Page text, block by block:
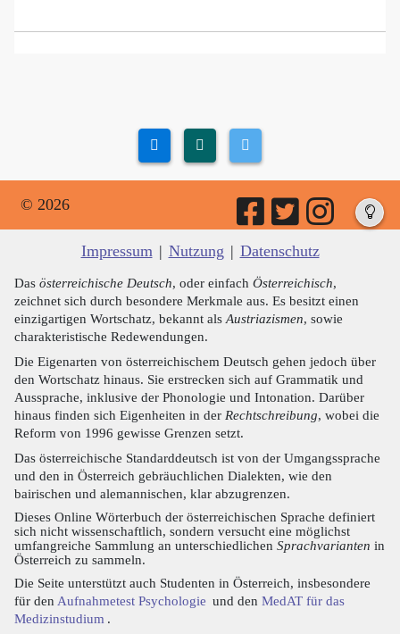
© 2026
Impressum | Nutzung | Datenschutz
Das österreichische Deutsch, oder einfach Österreichisch,
zeichnet sich durch besondere Merkmale aus. Es besitzt einen
einzigartigen Wortschatz, bekannt als Austriazismen, sowie
charakteristische Redewendungen.
Die Eigenarten von österreichischem Deutsch gehen jedoch über
den Wortschatz hinaus. Sie erstrecken sich auf Grammatik und
Aussprache, inklusive der Phonologie und Intonation. Darüber
hinaus finden sich Eigenheiten in der Rechtschreibung, wobei die
Reform von 1996 gewisse Grenzen setzt.
Das österreichische Standarddeutsch ist von der Umgangssprache
und den in Österreich gebräuchlichen Dialekten, wie den
bairischen und alemannischen, klar abzugrenzen.
Dieses Online Wörterbuch der österreichischen Sprache definiert
sich nicht wissenschaftlich, sondern versucht eine möglichst
umfangreiche Sammlung an unterschiedlichen Sprachvarianten in
Österreich zu sammeln.
Die Seite unterstützt auch Studenten in Österreich, insbesondere
für den Aufnahmetest Psychologie und den MedAT für das
Medizinstudium .